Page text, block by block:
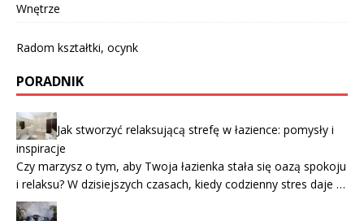
Wnętrze
Radom kształtki, ocynk
PORADNIK
Jak stworzyć relaksującą strefę w łazience: pomysły i
inspiracje
Czy marzysz o tym, aby Twoja łazienka stała się oazą spokoju
i relaksu? W dzisiejszych czasach, kiedy codzienny stres daje …